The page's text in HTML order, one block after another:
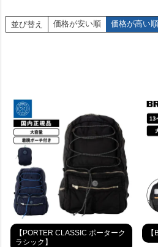
並び替え 価格が安い順 価格が高い順
【PORTER CLASSIC ポーターク
ラシック】